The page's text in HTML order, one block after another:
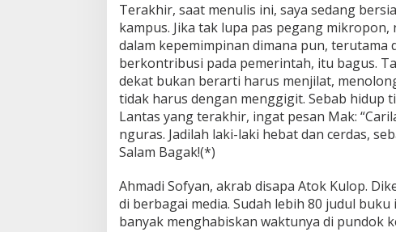
Terakhir, saat menulis ini, saya sedang
kampus. Jika tak lupa pas pegang
dalam kepemimpinan dimana pun, terutama
berkontribusi pada pemerintah, itu bagus.
dekat bukan berarti harus menjilat,
tidak harus dengan menggigit. Sebab hidup
Lantas yang terakhir, ingat pesan Mak:
nguras. Jadilah laki-laki hebat dan cerdas,
Salam Bagak!(*)
Ahmadi Sofyan, akrab disapa Atok Kulop.
di berbagai media. Sudah lebih 80 judul
banyak menghabiskan waktunya di pundok